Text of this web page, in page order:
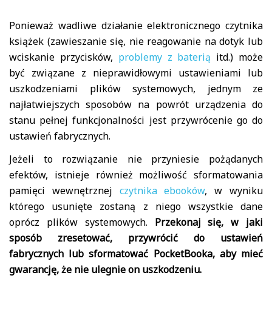
Ponieważ wadliwe działanie elektronicznego czytnika
książek (zawieszanie się, nie reagowanie na dotyk lub
wciskanie przycisków, problemy z baterią itd.) może
być związane z nieprawidłowymi ustawieniami lub
uszkodzeniami plików systemowych, jednym ze
najłatwiejszych sposobów na powrót urządzenia do
stanu pełnej funkcjonalności jest przywrócenie go do
ustawień fabrycznych.
Jeżeli to rozwiązanie nie przyniesie pożądanych
efektów, istnieje również możliwość sformatowania
pamięci wewnętrznej czytnika ebooków, w wyniku
którego usunięte zostaną z niego wszystkie dane
oprócz plików systemowych. Przekonaj się, w jaki
sposób zresetować, przywrócić do ustawień
fabrycznych lub sformatować PocketBooka, aby mieć
gwarancję, że nie ulegnie on uszkodzeniu.